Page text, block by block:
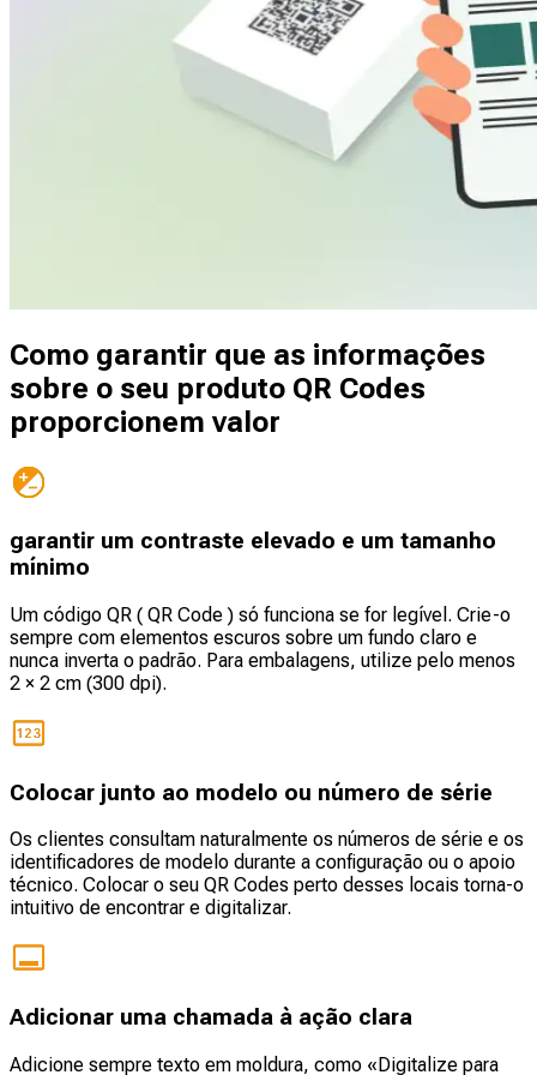
Como garantir que as informações
sobre o seu produto QR Codes
proporcionem valor
garantir um contraste elevado e um tamanho
mínimo
Um código QR ( QR Code ) só funciona se for legível. Crie-o
sempre com elementos escuros sobre um fundo claro e
nunca inverta o padrão. Para embalagens, utilize pelo menos
2 × 2 cm (300 dpi).
Colocar junto ao modelo ou número de série
Os clientes consultam naturalmente os números de série e os
identificadores de modelo durante a configuração ou o apoio
técnico. Colocar o seu QR Codes perto desses locais torna-o
intuitivo de encontrar e digitalizar.
Adicionar uma chamada à ação clara
Adicione sempre texto em moldura, como «Digitalize para